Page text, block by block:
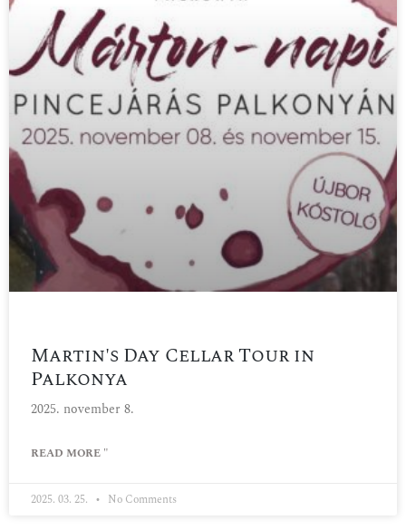
Martin's Day Cellar Tour in
Palkonya
2025. november 8.
READ MORE "
2025. 03. 25. No Comments